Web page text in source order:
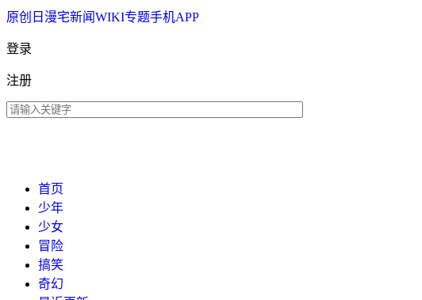
原创 日漫宅新闻WIKI专题手机APP
登录
注册
首页
少年
少女
冒险
搞笑
奇幻